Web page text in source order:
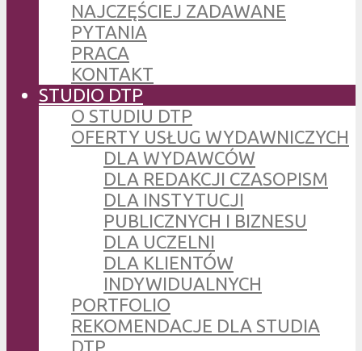
NAJCZĘŚCIEJ ZADAWANE
PYTANIA
PRACA
KONTAKT
STUDIO DTP
O STUDIU DTP
OFERTY USŁUG WYDAWNICZYCH
DLA WYDAWCÓW
DLA REDAKCJI CZASOPISM
DLA INSTYTUCJI
PUBLICZNYCH I BIZNESU
DLA UCZELNI
DLA KLIENTÓW
INDYWIDUALNYCH
PORTFOLIO
REKOMENDACJE DLA STUDIA
DTP